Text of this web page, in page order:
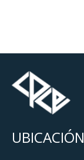
UBICACIÓN